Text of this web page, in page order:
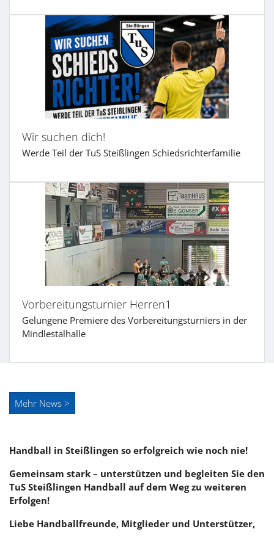
Wir suchen dich!
Werde Teil der TuS Steißlingen Schiedsrichterfamilie
Vorbereitungsturnier Herren1 ​​
Gelungene Premiere des Vorbereitungsturniers in der
Mindlestalhalle
Mehr News >
Handball in Steißlingen so erfolgreich wie noch nie!
Gemeinsam stark – unterstützen und begleiten Sie den
TuS Steißlingen Handball auf dem Weg zu weiteren
Erfolgen!
Liebe Handballfreunde, Mitglieder und Unterstützer,